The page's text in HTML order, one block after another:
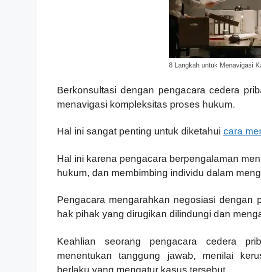
8 Langkah untuk Menavigasi
Berkonsultasi dengan pengacara cedera
menavigasi kompleksitas proses hukum.
Hal ini sangat penting untuk diketahui cara
Hal ini karena pengacara berpengalaman
hukum, dan membimbing individu dalam
Pengacara mengarahkan negosiasi dengan
hak pihak yang dirugikan dilindungi dan
Keahlian seorang pengacara cedera
menentukan tanggung jawab, menilai
berlaku yang mengatur kasus tersebut.